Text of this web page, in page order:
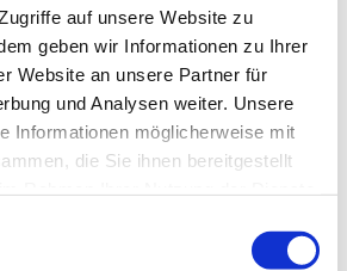
auf unsere Website zu
geben wir Informationen zu Ihrer
Website an unsere Partner für
und Analysen weiter. Unsere
Informationen möglicherweise mit
die Sie ihnen bereitgestellt